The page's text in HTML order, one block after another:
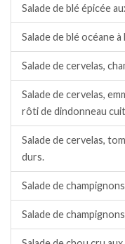
Salade de blé épicée
Salade de blé océane
Salade de cervelas,
Salade de cervelas,
rôti de dindonneau
Salade de cervelas,
durs.
Salade de
Salade de